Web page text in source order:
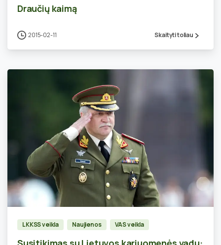
Draučių kaimą
2015-02-11 Skaityti toliau
3
LKKSS veikla Naujienos VAS veikla